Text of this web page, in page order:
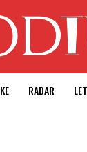
RADAR